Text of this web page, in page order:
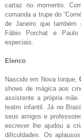
cartaz no momento.
comanda a trupe do
de Janeiro que também
Fábio Porchat e Paulo
especiais.
Elenco
Nascido em Nova Iorque,
shows de mágica aos
assistente a própria
teatro infantil. Já no
seus amigos e
escrever lhe ajudou a
dificuldades. Os